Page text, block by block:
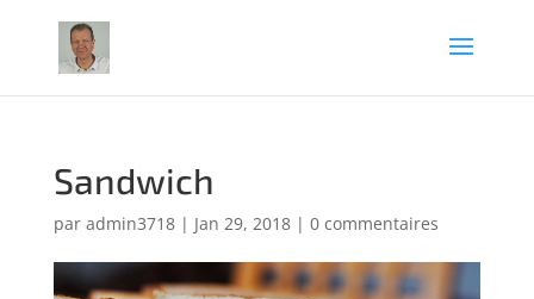
Sandwich
par admin3718| Jan 29, 2018| 0 commentaires